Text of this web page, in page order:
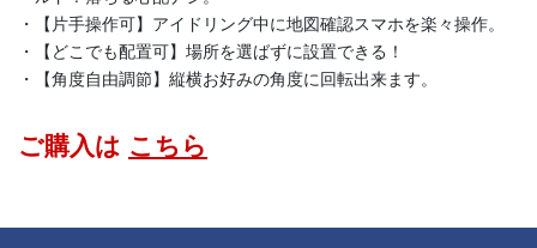
・【片手操作可】アイドリング中に地図確認スマホを楽々操作。
・【どこでも配置可】場所を選ばずに設置できる！
・【角度自由調節】縦横お好みの角度に回転出来ます。
ご購入は こちら